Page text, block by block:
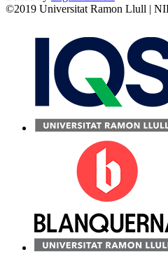
©2019 Universitat Ramon Llull |